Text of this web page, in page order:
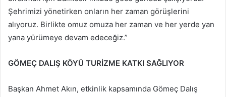
Şehrimizi yönetirken onların her zaman görüşlerini
alıyoruz. Birlikte omuz omuza her zaman ve her yerde yan
yana yürümeye devam edeceğiz.”
GÖMEÇ DALIŞ KÖYÜ TURİZME KATKI SAĞLIYOR
Başkan Ahmet Akın, etkinlik kapsamında Gömeç Dalış